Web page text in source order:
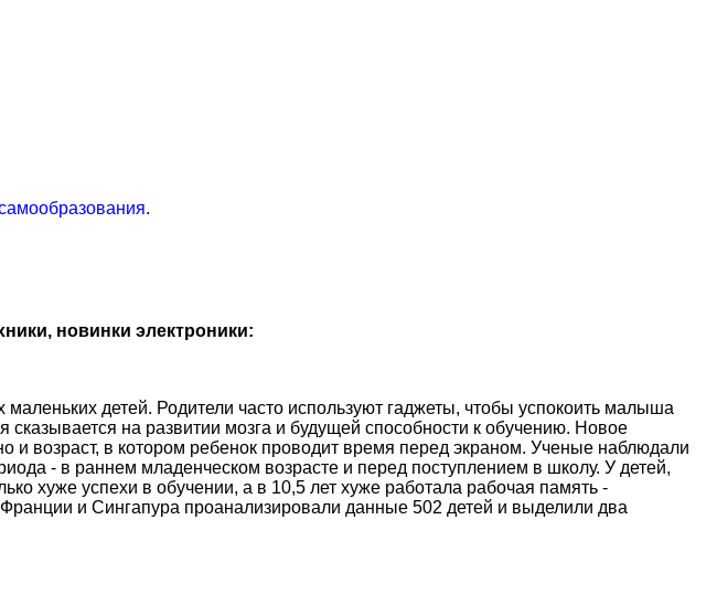
.
новинки электроники:
детей. Родители часто используют гаджеты, чтобы успокоить малыша
на развитии мозга и будущей способности к обучению. Новое
и возраст, в котором ребенок проводит время перед экраном. Ученые наблюдали
- в раннем младенческом возрасте и перед поступлением в школу. У детей,
хуже успехи в обучении, а в 10,5 лет хуже работала рабочая память -
и Сингапура проанализировали данные 502 детей и выделили два